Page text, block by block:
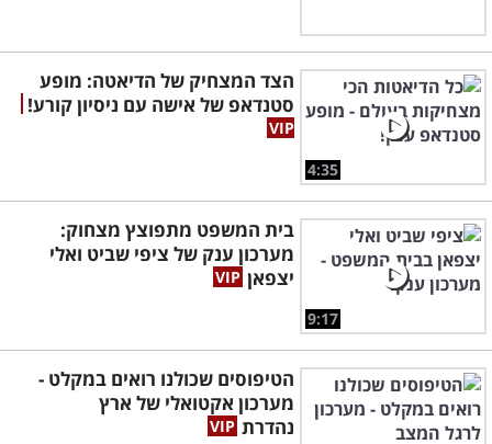
4:35
הצד המצחיק של הדיאטה: מופע
סטנדאפ של אישה עם ניסיון קורע!
9:17
בית המשפט מתפוצץ מצחוק:
מערכון ענק של ציפי שביט ואלי
יצפאן
הטיפוסים שכולנו רואים במקלט -
מערכון אקטואלי של ארץ
נהדרת